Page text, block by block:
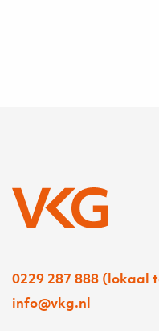
0229 287 888 (lokaal
info@vkg.nl